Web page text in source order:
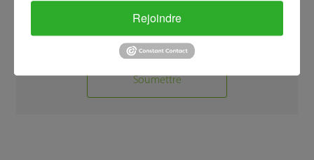
Soumettre
Rejoindre